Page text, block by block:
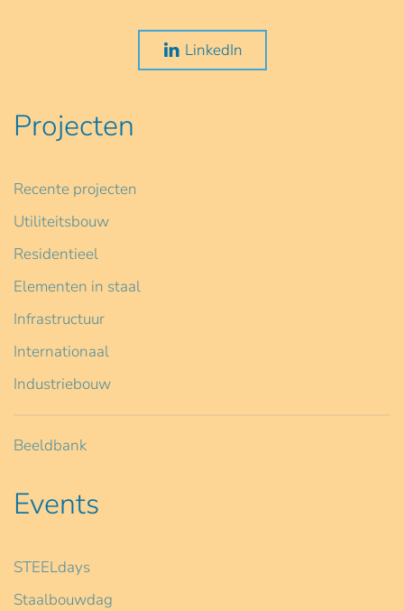
LinkedIn
Projecten
Recente projecten
Utiliteitsbouw
Residentieel
Elementen in staal
Infrastructuur
Internationaal
Industriebouw
Beeldbank
Events
STEELdays
Staalbouwdag